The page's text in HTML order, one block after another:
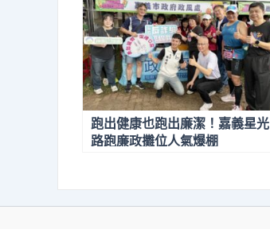
跑出健康也跑出廉潔！嘉義星光
路跑廉政攤位人氣爆棚